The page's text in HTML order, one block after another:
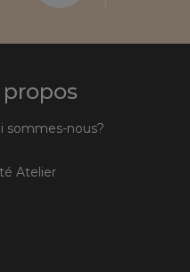
sommes-nous?
Atelier